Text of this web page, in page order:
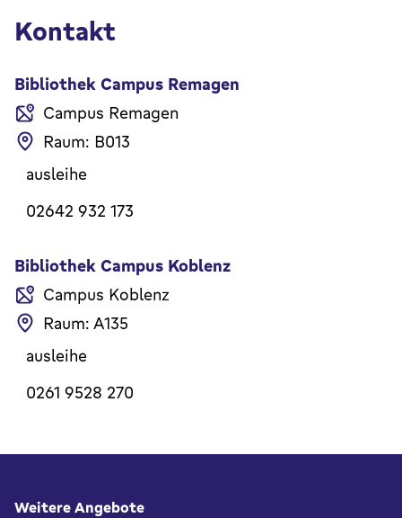
Kontakt
Bibliothek Campus Remagen
Campus Remagen
Raum: B013
ausleihe
02642 932 173
Bibliothek Campus Koblenz
Campus Koblenz
Raum: A135
ausleihe
0261 9528 270
Fußbereich
Weitere Angebote